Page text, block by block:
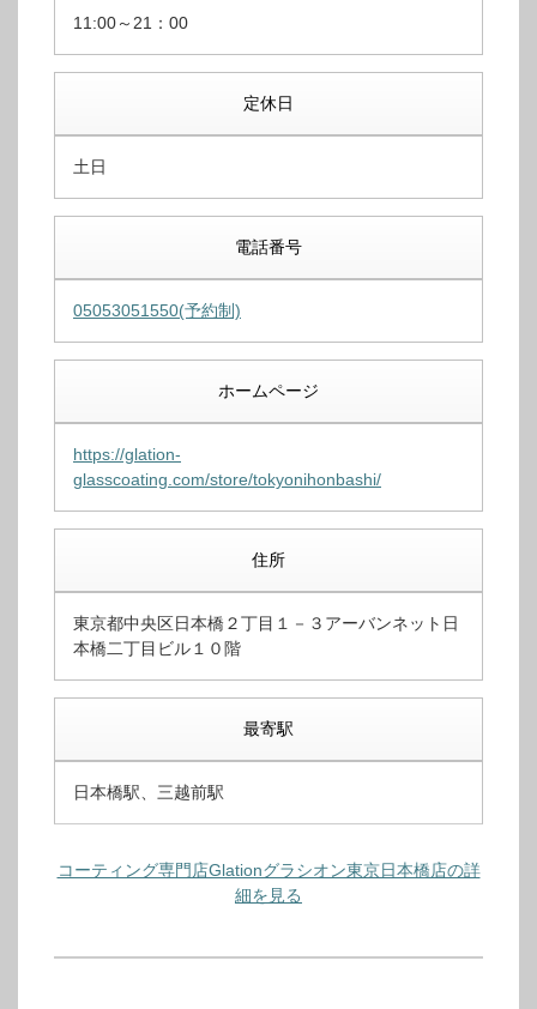
11:00～21：00
定休日
土日
電話番号
05053051550(予約制)
ホームページ
https://glation-
glasscoating.com/store/tokyonihonbashi/
住所
東京都中央区日本橋２丁目１－３アーバンネット日
本橋二丁目ビル１０階
最寄駅
日本橋駅、三越前駅
コーティング専門店Glationグラシオン東京日本橋店の詳
細を見る